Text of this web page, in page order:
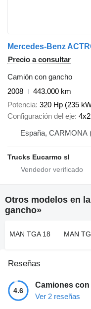
Mercedes-Benz
Precio a consultar
Camión con gancho
2008
443.000 km
Potencia 320 Hp (235
Configuración del eje 4x2
España, CARMONA
Trucks Eucarmo sl
Otros modelos en
gancho»
MAN TGA 18 MAN
Reseñas
4.6
Camiones con
Ver 2 reseñas